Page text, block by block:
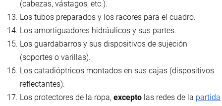
(cabezas, vástagos, etc.).
Los tubos preparados y los racores para el cuadro.
Los amortiguadores hidráulicos y sus partes.
Los guardabarros y sus dispositivos de sujeción
(soportes o varillas).
Los catadióptricos montados en sus cajas (dispositivos
reflectantes).
Los protectores de la ropa, excepto las redes de la partida